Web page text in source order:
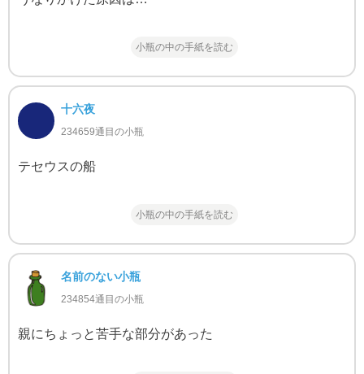
小瓶の中の手紙を読む
十六夜
234659通目の小瓶
テセウスの船
小瓶の中の手紙を読む
名前のない小瓶
234854通目の小瓶
親にちょっと苦手な部分があった